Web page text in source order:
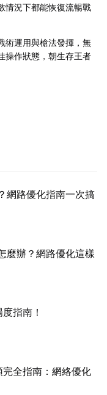
情況下都能恢復流暢戰
術運用與槍法發揮，無
操作狀態，朝生存王者
網路優化指南一次搞
麼辦？網路優化這樣
指南！
全指南：網絡優化